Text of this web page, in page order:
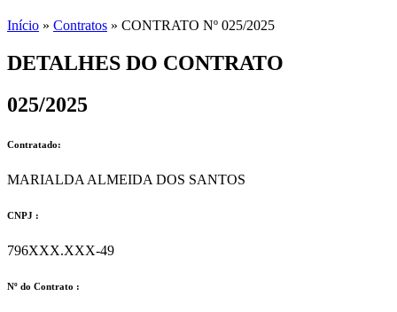
Início » Contratos » CONTRATO Nº 025/2025
DETALHES DO CONTRATO​
025/2025
Contratado:
MARIALDA ALMEIDA DOS SANTOS
CNPJ :
796XXX.XXX-49
Nº do Contrato :